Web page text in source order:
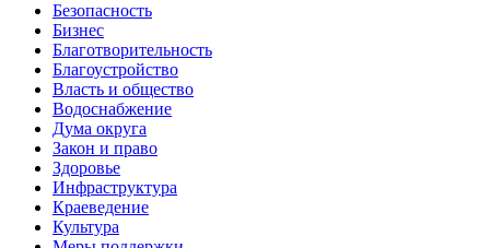
Безопасность
Бизнес
Благотворительность
Благоустройство
Власть и общество
Водоснабжение
Дума округа
Закон и право
Здоровье
Инфраструктура
Краеведение
Культура